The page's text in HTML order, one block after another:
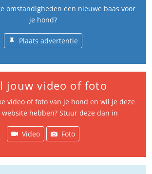
omstandigheden een nieuwe baas voor
je hond?
Plaats advertentie
jouw video of foto
video of foto van je hond en wil je deze
website hebben? Stuur deze dan in
Video Foto